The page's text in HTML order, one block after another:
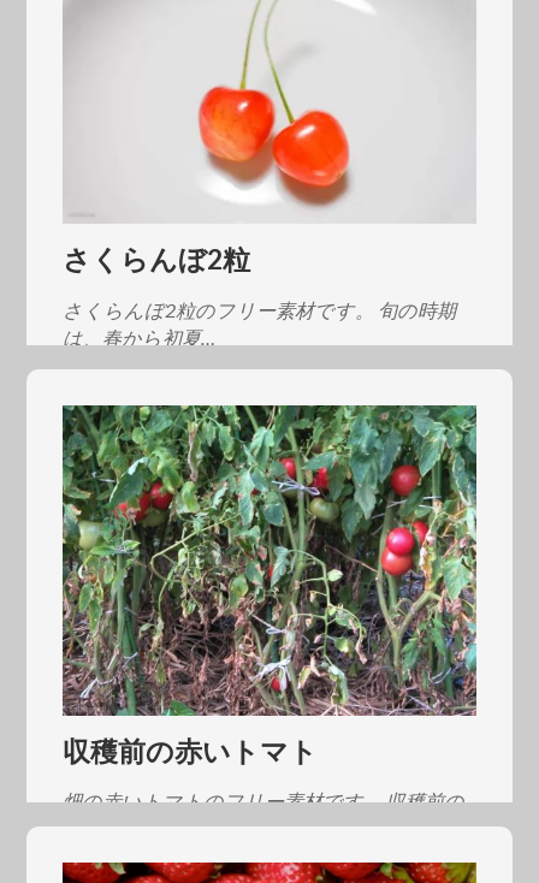
さくらんぼ2粒
さくらんぼ2粒のフリー素材です。 旬の時期
は、春から初夏…
収穫前の赤いトマト
畑の赤いトマトのフリー素材です。 収穫前の
夏・7月に撮影…